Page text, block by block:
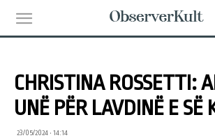
CHRISTINA ROSSETTI:
UNË PËR LAVDINË E SË
23/05/2024 • 14:14